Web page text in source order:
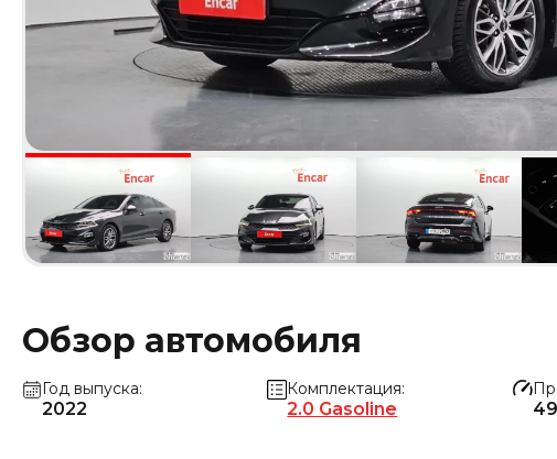
Обзор автомобиля
Год выпуска
2022
Комплектация
2.0 Gasoline